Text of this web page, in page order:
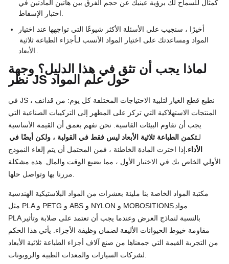
كمثال للسماح لك برؤية عينيك عن حجم الفرق بين هاتين المادتين في
أخيرًا ، سنجيب على الأسئلة الأكثر شيوعًا التي تواجهها عند اختيار
المواد ومساعدتك على اختيار المواد الأنسب لـأجزاء الطباعة ثلاثية
الأبعاد
لماذا يجب أن تثق في هذا الدليل؟ وجهة
نظر JS حول علم المواد
في JS ، نطبع قطع الغيار لتلبية الاحتياجات المختلفة كل يوم: من قذائف
المنتجات الاستهلاكية التي تركز على المظهر إلى التركيبات الصناعية التي
يجب أن تقاوم البيئات القاسية. نحن نفهم بعمق أن القيمة الأساسية
لـتكمن الطباعة ثلاثية الأبعاد ليس فقط في القولبة ، ولكن أيضًا في
الأداء.إذا اخترت المادة الخاطئة ، فمن المحتمل أن يتم إلغاء النموذج
الأولي الخاص بك في الاختبار الأول ، مما يضيع الوقت والمال. هذه مشكلة
مكتبة المواد الخاصة بنا مليئة بعشرات من المواد البلاستيكية الهندسية
مثل PLA و PETG و ABS و NYLON و MOBOSITIONS مواد
PLA بالنسبة لنماذج العرض وعندما يجب أن تعتمد على صلابة وتأثير
مقاومة خيوط الحيوانات الأليفة لضمان وظيفة الأجزاء. يأتي هذا الحكم
من التجربة القيمة التي جمعناها من صنع آلاف أجزاء الطباعة ثلاثية الأبعاد